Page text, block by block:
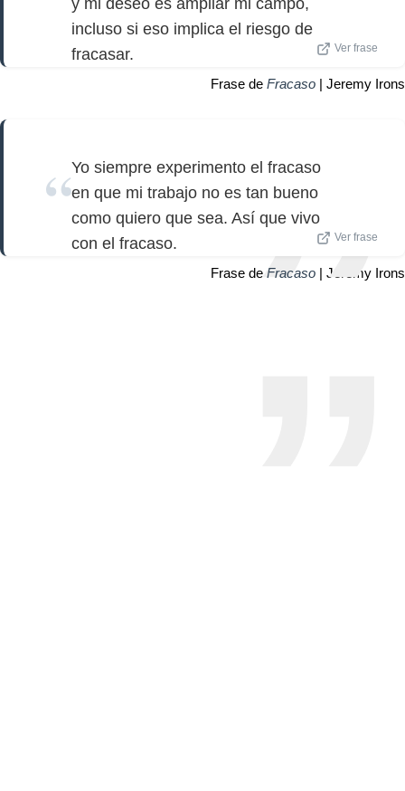
incluso si eso implica el riesgo de
fracasar.
Ver frase
Frase de Fracaso | Jeremy Irons
Yo siempre experimento el fracaso
en que mi trabajo no es tan bueno
como quiero que sea. Así que vivo
con el fracaso.
Ver frase
Frase de Fracaso | Jeremy Irons